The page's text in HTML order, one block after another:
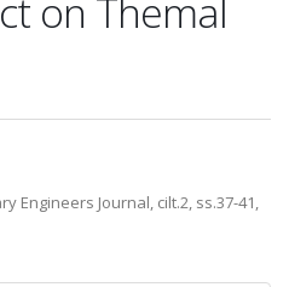
on Themal
Engineers Journal, cilt.2, ss.37-41,